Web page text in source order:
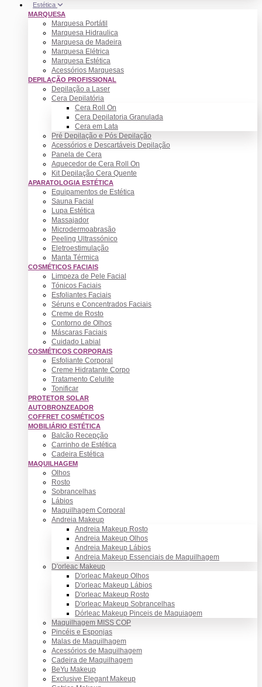
Estética
MARQUESA
Marquesa Portátil
Marquesa Hidraulica
Marquesa de Madeira
Marquesa Elétrica
Marquesa Estética
Acessórios Marquesas
DEPILAÇÃO PROFISSIONAL
Depilação a Laser
Cera Depilatória
Cera Roll On
Cera Depilatoria Granulada
Cera em Lata
Pré Depilação e Pós Depilação
Acessórios e Descartáveis Depilação
Panela de Cera
Aquecedor de Cera Roll On
Kit Depilação Cera Quente
APARATOLOGIA ESTÉTICA
Equipamentos de Estética
Sauna Facial
Lupa Estética
Massajador
Microdermoabrasão
Peeling Ultrassónico
Eletroestimulação
Manta Térmica
COSMÉTICOS FACIAIS
Limpeza de Pele Facial
Tónicos Faciais
Esfoliantes Faciais
Séruns e Concentrados Faciais
Creme de Rosto
Contorno de Olhos
Máscaras Faciais
Cuidado Labial
COSMÉTICOS CORPORAIS
Esfoliante Corporal
Creme Hidratante Corpo
Tratamento Celulite
Tonificar
PROTETOR SOLAR
AUTOBRONZEADOR
COFFRET COSMÉTICOS
MOBILIÁRIO ESTÉTICA
Balcão Recepção
Carrinho de Estética
Cadeira Estética
MAQUILHAGEM
Olhos
Rosto
Sobrancelhas
Lábios
Maquilhagem Corporal
Andreia Makeup
Andreia Makeup Rosto
Andreia Makeup Olhos
Andreia Makeup Lábios
Andreia Makeup Essenciais de Maquilhagem
D'orleac Makeup
D'orleac Makeup Olhos
D'orleac Makeup Lábios
D'orleac Makeup Rosto
D'orleac Makeup Sobrancelhas
Dórleac Makeup Pinceis de Maquiagem
Maquilhagem MISS COP
Pincéis e Esponjas
Malas de Maquilhagem
Acessórios de Maquilhagem
Cadeira de Maquilhagem
BeYu Makeup
Exclusive Elegant Makeup